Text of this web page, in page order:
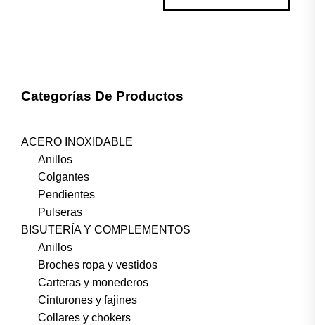
Categorías De Productos
ACERO INOXIDABLE
Anillos
Colgantes
Pendientes
Pulseras
BISUTERÍA Y COMPLEMENTOS
Anillos
Broches ropa y vestidos
Carteras y monederos
Cinturones y fajines
Collares y chokers